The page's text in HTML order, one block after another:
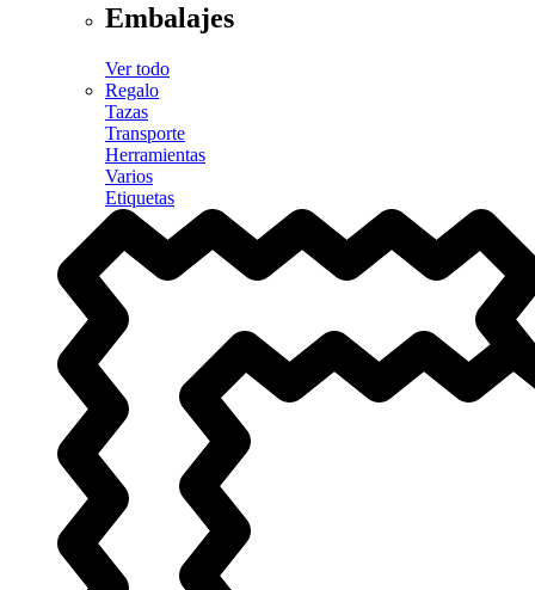
Embalajes
Ver todo
Regalo
Tazas
Transporte
Herramientas
Varios
Etiquetas